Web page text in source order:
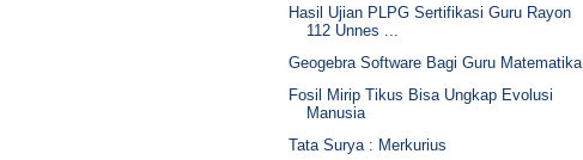
Hasil Ujian PLPG Sertifikasi Guru Rayon
112 Unnes ...
Geogebra Software Bagi Guru Matematika
Fosil Mirip Tikus Bisa Ungkap Evolusi
Manusia
Tata Surya : Merkurius